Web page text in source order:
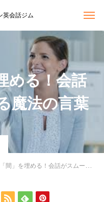
英会話ジム
める！会話
魔法の言葉
を埋める！会話がスムーズになる魔法の言葉